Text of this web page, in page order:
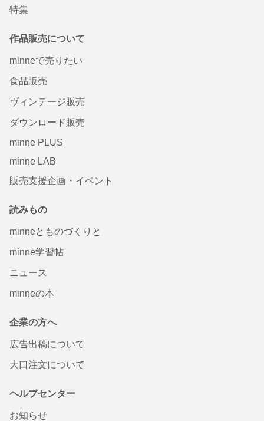
特集
作品販売について
minneで売りたい
食品販売
ヴィンテージ販売
ダウンロード販売
minne PLUS
minne LAB
販売支援企画・イベント
読みもの
minneとものづくりと
minne学習帖
ニュース
minneの本
企業の方へ
広告出稿について
大口注文について
ヘルプセンター
お知らせ